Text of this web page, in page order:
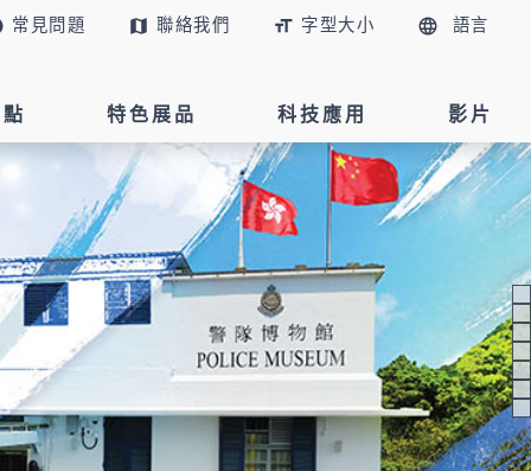
常見問題 map 聯絡我們 format_size 字型大小 language 語言
特色展品 科技應用 影片